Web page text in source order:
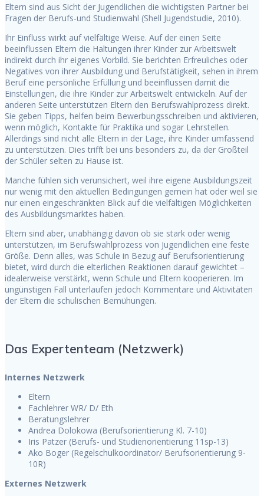
Eltern sind aus Sicht der Jugendlichen die wichtigsten Partner bei
Fragen der Berufs-und Studienwahl (Shell Jugendstudie, 2010).
Ihr Einfluss wirkt auf vielfältige Weise. Auf der einen Seite
beeinflussen Eltern die Haltungen ihrer Kinder zur Arbeitswelt
indirekt durch ihr eigenes Vorbild. Sie berichten Erfreuliches oder
Negatives von ihrer Ausbildung und Berufstätigkeit, sehen in ihrem
Beruf eine persönliche Erfüllung und beeinflussen damit die
Einstellungen, die ihre Kinder zur Arbeitswelt entwickeln. Auf der
anderen Seite unterstützen Eltern den Berufswahlprozess direkt.
Sie geben Tipps, helfen beim Bewerbungsschreiben und aktivieren,
wenn möglich, Kontakte für Praktika und sogar Lehrstellen.
Allerdings sind nicht alle Eltern in der Lage, ihre Kinder umfassend
zu unterstützen. Dies trifft bei uns besonders zu, da der Großteil
der Schüler selten zu Hause ist.
Manche fühlen sich verunsichert, weil ihre eigene Ausbildungszeit
nur wenig mit den aktuellen Bedingungen gemein hat oder weil sie
nur einen eingeschränkten Blick auf die vielfältigen Möglichkeiten
des Ausbildungsmarktes haben.
Eltern sind aber, unabhängig davon ob sie stark oder wenig
unterstützen, im Berufswahlprozess von Jugendlichen eine feste
Größe. Denn alles, was Schule in Bezug auf Berufsorientierung
bietet, wird durch die elterlichen Reaktionen darauf gewichtet –
idealerweise verstärkt, wenn Schule und Eltern kooperieren. Im
ungünstigen Fall unterlaufen jedoch Kommentare und Aktivitäten
der Eltern die schulischen Bemühungen.
Das Expertenteam (Netzwerk)
Internes Netzwerk
Eltern
Fachlehrer WR/ D/ Eth
Beratungslehrer
Andrea Dolokowa (Berufsorientierung Kl. 7-10)
Iris Patzer (Berufs- und Studienorientierung 11sp-13)
Ako Boger (Regelschulkoordinator/ Berufsorientierung 9-
10R)
Externes Netzwerk